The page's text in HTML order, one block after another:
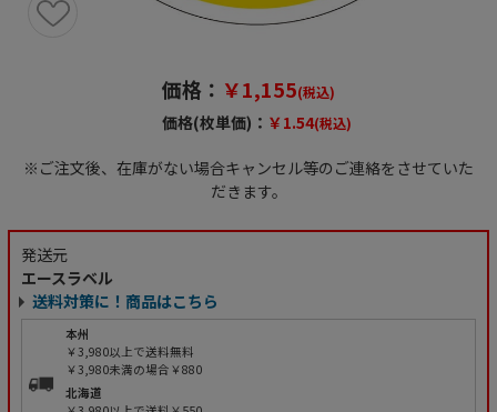
価格： ￥1,155(税込)
価格(枚単価)： ￥1.54(税込)
※ご注文後、在庫がない場合キャンセル等のご連絡をさせていた
だきます。
発送元
エースラベル
送料対策に！商品はこちら
本州
￥3,980以上で送料無料
￥3,980未満の場合￥880
北海道